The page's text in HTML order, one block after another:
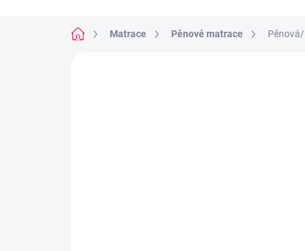
Domů Matrace Pěnové matrace